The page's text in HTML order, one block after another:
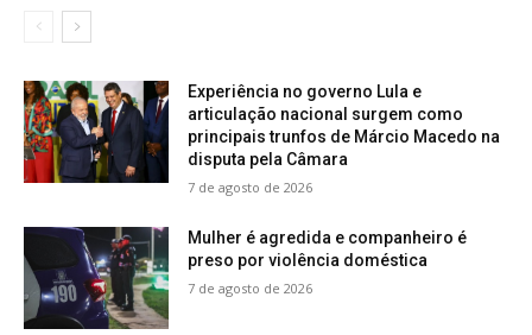
Experiência no governo Lula e
articulação nacional surgem como
principais trunfos de Márcio Macedo na
disputa pela Câmara
7 de agosto de 2026
Mulher é agredida e companheiro é
preso por violência doméstica
7 de agosto de 2026